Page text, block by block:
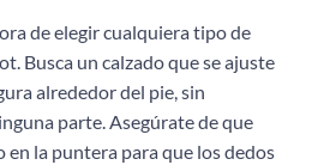
de elegir cualquiera tipo de
Busca un calzado que se ajuste
alrededor del pie, sin
parte. Asegúrate de que
en la puntera para que los dedos